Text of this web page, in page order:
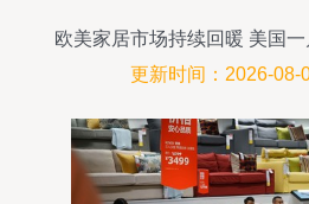
欧美家居市场持续回暖 美国
4%
更新时间：2026-08-